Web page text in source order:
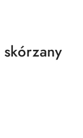
skórzany